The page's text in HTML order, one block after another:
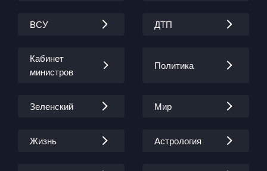
ВСУ ДТП
Кабинет
министров
Политика
Зеленский Мир
Жизнь Астрология